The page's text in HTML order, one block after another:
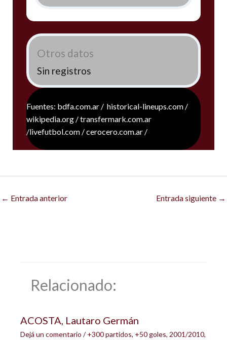
Otros datos
Sin registros
Fuentes: bdfa.com.ar / historical-lineups.com /
wikipedia.org / transfermark.com.ar
/livefutbol.com / cerocero.com.ar /
← Entrada anterior Entrada siguiente →
Relacionado:
ACOSTA, Lautaro Germán
Dejá un comentario /+300 partidos, +50 goles, 2001/2010,